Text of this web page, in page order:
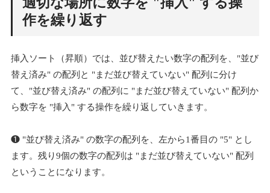
作を繰り返す
挿入ソート（昇順）では、並び替えたい数字の配列を、"並び
替え済み" の配列と "まだ並び替えていない" 配列に分け
て、"並び替え済み" の配列に "まだ並び替えていない" 配列か
ら数字を "挿入" する操作を繰り返していきます。
❶ "並び替え済み" の数字の配列を、左から1番目の "5" とし
ます。残り9個の数字の配列は "まだ並び替えていない" 配列
ということになります。